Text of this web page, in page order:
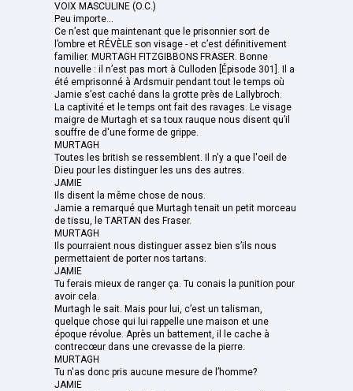
VOIX MASCULINE (O.C.)
Peu importe...
Ce n’est que maintenant que le prisonnier sort de
l’ombre et RÉVÈLE son visage - et c’est définitivement
familier. MURTAGH FITZGIBBONS FRASER. Bonne
nouvelle : il n’est pas mort à Culloden [Épisode 301]. Il a
été emprisonné à Ardsmuir pendant tout le temps où
Jamie s’est caché dans la grotte près de Lallybroch.
La captivité et le temps ont fait des ravages. Le visage
maigre de Murtagh et sa toux rauque nous disent qu’il
souffre de d'une forme de grippe.
MURTAGH
Toutes les british se ressemblent. Il n'y a que l'oeil de
Dieu pour les distinguer les uns des autres.
JAMIE
Ils disent la même chose de nous.
Jamie a remarqué que Murtagh tenait un petit morceau
de tissu, le TARTAN des Fraser.
MURTAGH
Ils pourraient nous distinguer assez bien s’ils nous
permettaient de porter nos tartans.
JAMIE
Tu ferais mieux de ranger ça. Tu conais la punition pour
avoir cela.
Murtagh le sait. Mais pour lui, c’est un talisman,
quelque chose qui lui rappelle une maison et une
époque révolue. Après un battement, il le cache à
contrecœur dans une crevasse de la pierre.
MURTAGH
Tu n'as donc pris aucune mesure de l’homme?
JAMIE